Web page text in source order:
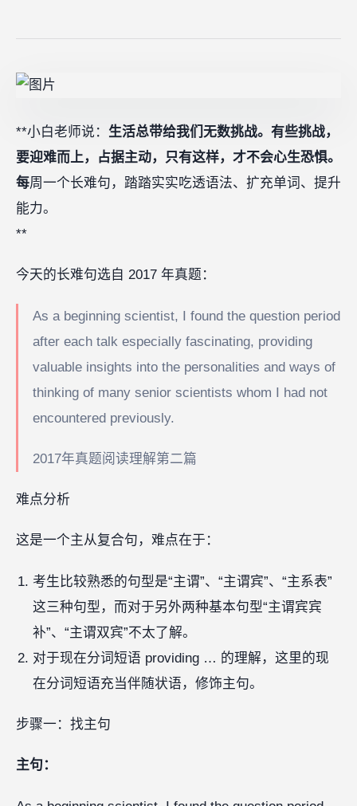
**小白老师说： 生活总带给我们无数挑战。有些挑战，
要迎难而上，占据主动，只有这样，才不会心生恐惧。
每周一个长难句，踏踏实实吃透语法、扩充单词、提升
能力。
**
今天的长难句选自 2017 年真题：
As a beginning scientist, I found the question period
after each talk especially fascinating, providing
valuable insights into the personalities and ways of
thinking of many senior scientists whom I had not
encountered previously.
2017年真题阅读理解第二篇
难点分析
这是一个主从复合句，难点在于：
考生比较熟悉的句型是“主谓”、“主谓宾”、“主系表”
这三种句型，而对于另外两种基本句型“主谓宾宾
补”、“主谓双宾”不太了解。
对于现在分词短语 providing … 的理解，这里的现
在分词短语充当伴随状语，修饰主句。
步骤一：找主句
主句：